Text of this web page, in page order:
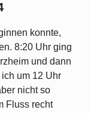
konnte,
8:20 Uhr ging
und dann
um 12 Uhr
nicht so
Fluss recht